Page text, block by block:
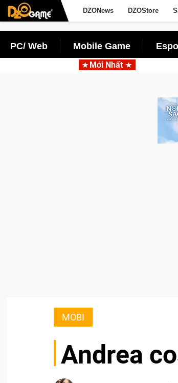
DZONews DZOStore
PC/ Web Mobile Game
Mới Nhất Trở
MOBI
Andrea